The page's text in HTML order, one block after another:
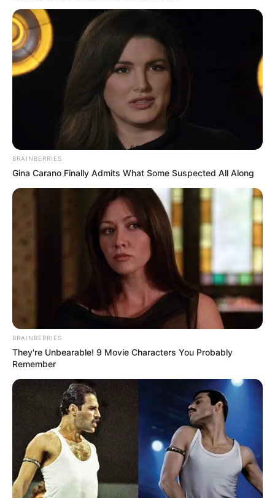
BRAINBERRIES
Gina Carano Finally Admits What Some Suspected All Along
BRAINBERRIES
They're Unbearable! 9 Movie Characters You Probably
Remember